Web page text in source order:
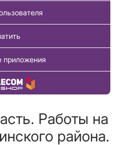
приложения
товар
Работы на
района.